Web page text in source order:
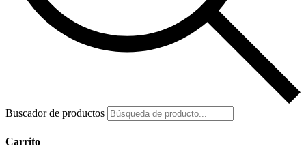
Buscador de productos
Carrito